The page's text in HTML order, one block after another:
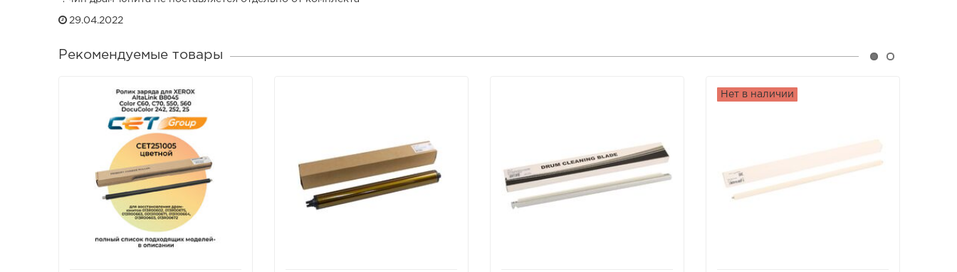
29.04.2022
Рекомендуемые товары
Нет в наличии